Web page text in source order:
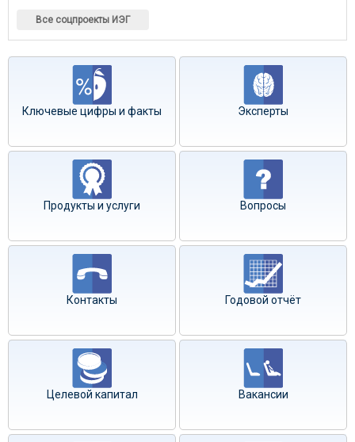
Все соцпроекты ИЭГ
Ключевые цифры и факты Эксперты
Продукты и услуги Вопросы
Контакты Годовой отчёт
Целевой капитал Вакансии